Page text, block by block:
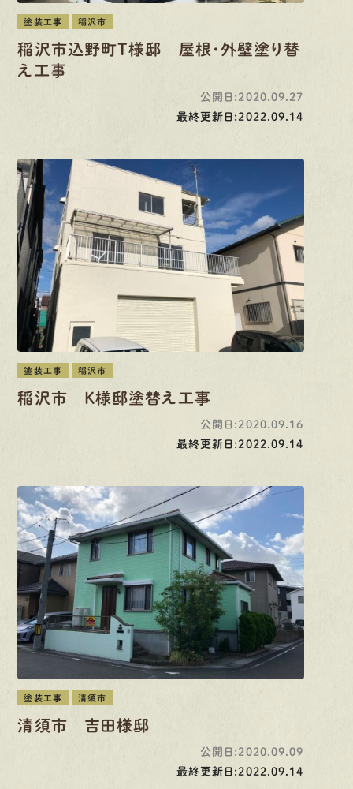
塗装工事 稲沢市
稲沢市込野町T様邸 屋根・外壁塗り替
え工事
公開日:2020.09.27
最終更新日:2022.09.14
塗装工事 稲沢市
稲沢市 K様邸塗替え工事
公開日:2020.09.16
最終更新日:2022.09.14
塗装工事 清須市
清須市 吉田様邸
公開日:2020.09.09
最終更新日:2022.09.14